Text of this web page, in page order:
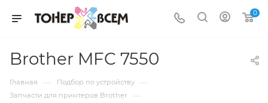
0
Brother MFC 7550
Главная — Подбор по устройству —
Запчасти для принтеров Brother —